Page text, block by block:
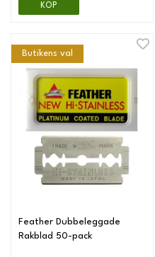
KÖP
Butikens val
Feather Dubbeleggade
Rakblad 50-pack